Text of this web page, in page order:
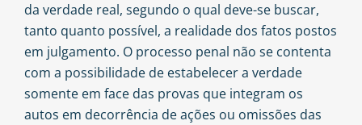
da verdade real, segundo o qual deve-se buscar,
tanto quanto possível, a realidade dos fatos postos
em julgamento. O processo penal não se contenta
com a possibilidade de estabelecer a verdade
somente em face das provas que integram os
autos em decorrência de ações ou omissões das